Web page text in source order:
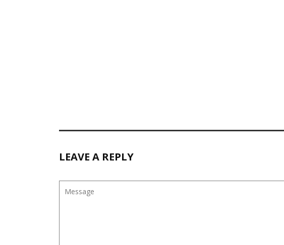
LEAVE A REPLY